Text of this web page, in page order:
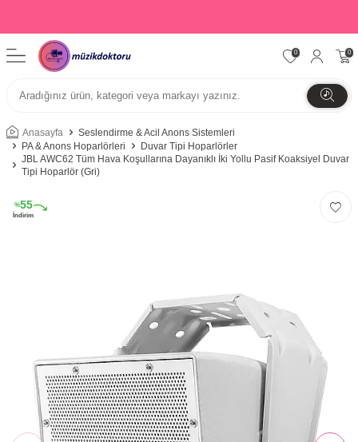
0 0
Anasayfa
Seslendirme & Acil Anons Sistemleri
PA & Anons Hoparlörleri
Duvar Tipi Hoparlörler
JBL AWC62 Tüm Hava Koşullarına Dayanıklı İki Yollu Pasif Koaksiyel Duvar
Tipi Hoparlör (Gri)
%55
İndirim